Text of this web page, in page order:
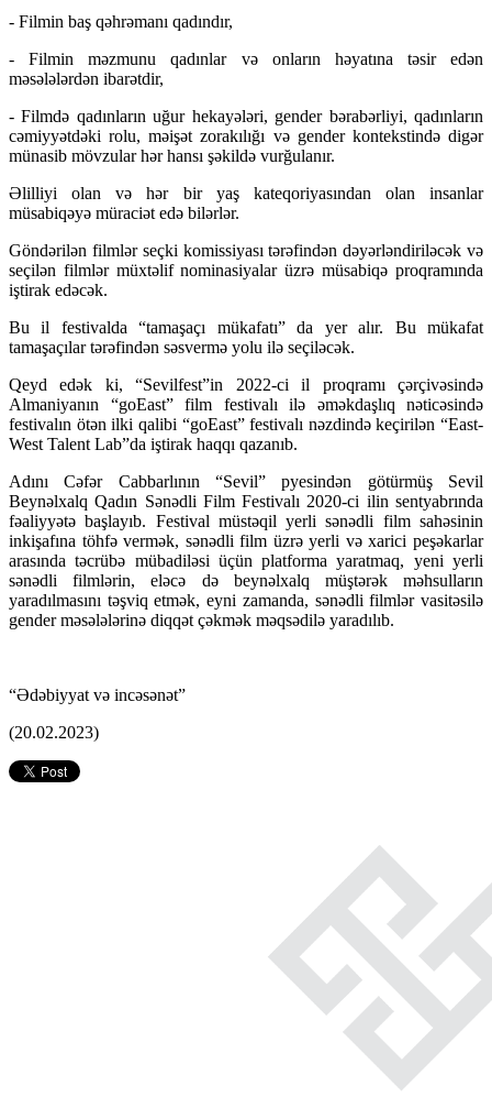
- Filmin baş qəhrəmanı qadındır,
- Filmin məzmunu qadınlar və onların həyatına təsir edən
məsələlərdən ibarətdir,
- Filmdə qadınların uğur hekayələri, gender bərabərliyi, qadınların
cəmiyyətdəki rolu, məişət zorakılığı və gender kontekstində digər
münasib mövzular hər hansı şəkildə vurğulanır.
Əlilliyi olan və hər bir yaş kateqoriyasından olan insanlar
müsabiqəyə müraciət edə bilərlər.
Göndərilən filmlər seçki komissiyası tərəfindən dəyərləndiriləcək və
seçilən filmlər müxtəlif nominasiyalar üzrə müsabiqə proqramında
iştirak edəcək.
Bu il festivalda “tamaşaçı mükafatı” da yer alır. Bu mükafat
tamaşaçılar tərəfindən səsvermə yolu ilə seçiləcək.
Qeyd edək ki, “Sevilfest”in 2022-ci il proqramı çərçivəsində
Almaniyanın “goEast” film festivalı ilə əməkdaşlıq nəticəsində
festivalın ötən ilki qalibi “goEast” festivalı nəzdində keçirilən “East-
West Talent Lab”da iştirak haqqı qazanıb.
Adını Cəfər Cabbarlının “Sevil” pyesindən götürmüş Sevil
Beynəlxalq Qadın Sənədli Film Festivalı 2020-ci ilin sentyabrında
fəaliyyətə başlayıb. Festival müstəqil yerli sənədli film sahəsinin
inkişafına töhfə vermək, sənədli film üzrə yerli və xarici peşəkarlar
arasında təcrübə mübadiləsi üçün platforma yaratmaq, yeni yerli
sənədli filmlərin, eləcə də beynəlxalq müştərək məhsulların
yaradılmasını təşviq etmək, eyni zamanda, sənədli filmlər vasitəsilə
gender məsələlərinə diqqət çəkmək məqsədilə yaradılıb.
“Ədəbiyyat və incəsənət”
(20.02.2023)